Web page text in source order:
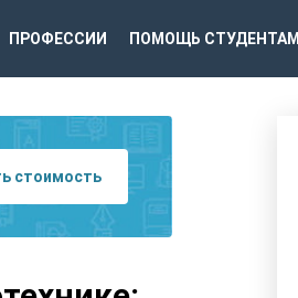
ПРОФЕССИИ ПОМОЩЬ СТУДЕНТАМ
стоимость